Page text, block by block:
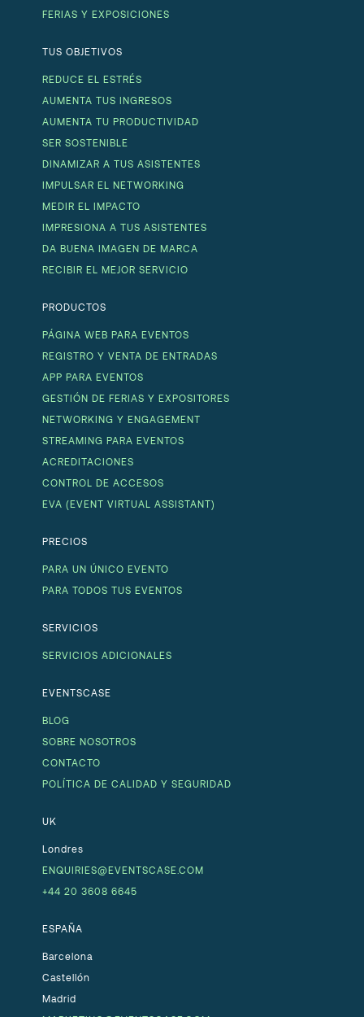
FERIAS Y EXPOSICIONES
TUS OBJETIVOS
REDUCE EL ESTRÉS
AUMENTA TUS INGRESOS
AUMENTA TU PRODUCTIVIDAD
SER SOSTENIBLE
DINAMIZAR A TUS ASISTENTES
IMPULSAR EL NETWORKING
MEDIR EL IMPACTO
IMPRESIONA A TUS ASISTENTES
DA BUENA IMAGEN DE MARCA
RECIBIR EL MEJOR SERVICIO
PRODUCTOS
PÁGINA WEB PARA EVENTOS
REGISTRO Y VENTA DE ENTRADAS
APP PARA EVENTOS
GESTIÓN DE FERIAS Y EXPOSITORES
NETWORKING Y ENGAGEMENT
STREAMING PARA EVENTOS
ACREDITACIONES
CONTROL DE ACCESOS
EVA (EVENT VIRTUAL ASSISTANT)
PRECIOS
PARA UN ÚNICO EVENTO
PARA TODOS TUS EVENTOS
SERVICIOS
SERVICIOS ADICIONALES
EVENTSCASE
BLOG
SOBRE NOSOTROS
CONTACTO
POLÍTICA DE CALIDAD Y SEGURIDAD
UK
Londres
ENQUIRIES@EVENTSCASE.COM
+44 20 3608 6645
ESPAÑA
Barcelona
Castellón
Madrid